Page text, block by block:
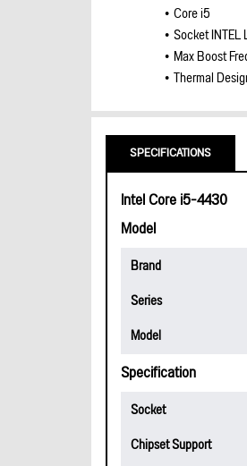
Core i5
Socket INTEL
Max Boost
Thermal
SPECIFICATIONS
Intel Core i5-4430
Model
Brand
Series
Model
Specification
Socket
Chipset Support